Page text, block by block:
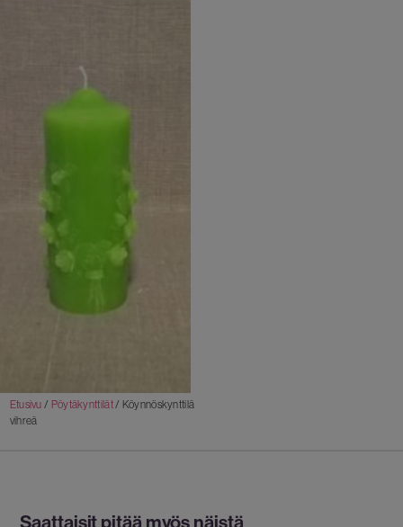
Etusivu / Pöytäkynttilät/ Köynnöskynttilä
vihreä